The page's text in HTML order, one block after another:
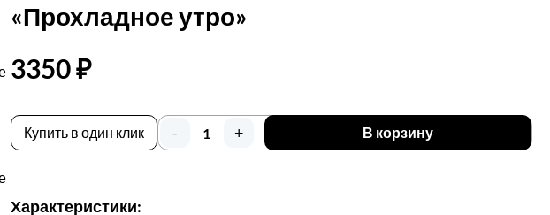
«Прохладное утро»
3350 ₽
Купить в один клик - + В корзину
Характеристики: